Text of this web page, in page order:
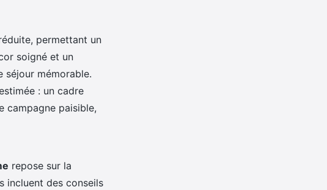
permettant un
soigné et un
séjour mémorable.
: un cadre
campagne paisible,
repose sur la
incluent des conseils